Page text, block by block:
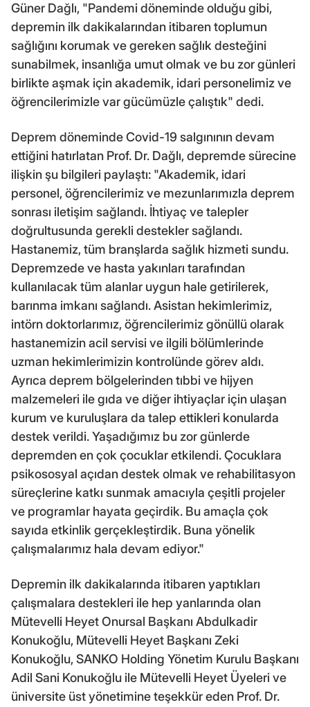
Güner Dağlı, "Pandemi döneminde olduğu gibi,
depremin ilk dakikalarından itibaren toplumun
sağlığını korumak ve gereken sağlık desteğini
sunabilmek, insanlığa umut olmak ve bu zor günleri
birlikte aşmak için akademik, idari personelimiz ve
öğrencilerimizle var gücümüzle çalıştık" dedi.
Deprem döneminde Covid-19 salgınının devam
ettiğini hatırlatan Prof. Dr. Dağlı, depremde sürecine
ilişkin şu bilgileri paylaştı: "Akademik, idari
personel, öğrencilerimiz ve mezunlarımızla deprem
sonrası iletişim sağlandı. İhtiyaç ve talepler
doğrultusunda gerekli destekler sağlandı.
Hastanemiz, tüm branşlarda sağlık hizmeti sundu.
Depremzede ve hasta yakınları tarafından
kullanılacak tüm alanlar uygun hale getirilerek,
barınma imkanı sağlandı. Asistan hekimlerimiz,
intörn doktorlarımız, öğrencilerimiz gönüllü olarak
hastanemizin acil servisi ve ilgili bölümlerinde
uzman hekimlerimizin kontrolünde görev aldı.
Ayrıca deprem bölgelerinden tıbbi ve hijyen
malzemeleri ile gıda ve diğer ihtiyaçlar için ulaşan
kurum ve kuruluşlara da talep ettikleri konularda
destek verildi. Yaşadığımız bu zor günlerde
depremden en çok çocuklar etkilendi. Çocuklara
psikososyal açıdan destek olmak ve rehabilitasyon
süreçlerine katkı sunmak amacıyla çeşitli projeler
ve programlar hayata geçirdik. Bu amaçla çok
sayıda etkinlik gerçekleştirdik. Buna yönelik
çalışmalarımız hala devam ediyor."
Depremin ilk dakikalarında itibaren yaptıkları
çalışmalara destekleri ile hep yanlarında olan
Mütevelli Heyet Onursal Başkanı Abdulkadir
Konukoğlu, Mütevelli Heyet Başkanı Zeki
Konukoğlu, SANKO Holding Yönetim Kurulu Başkanı
Adil Sani Konukoğlu ile Mütevelli Heyet Üyeleri ve
üniversite üst yönetimine teşekkür eden Prof. Dr.